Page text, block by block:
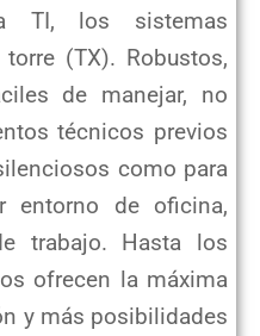
TI, los sistemas
torre (TX). Robustos,
de manejar, no
técnicos previos
como para
entorno de oficina,
trabajo. Hasta los
ofrecen la máxima
y más posibilidades